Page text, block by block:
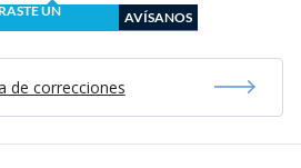
UN
AVÍSANOS
de correcciones